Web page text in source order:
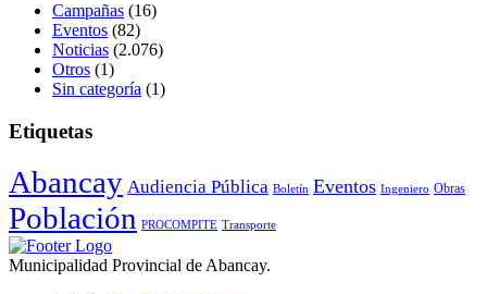
Campañas (16)
Eventos (82)
Noticias (2.076)
Otros (1)
Sin categoría (1)
Etiquetas
Abancay Audiencia Pública Boletín Eventos Ingeniero Obras
Población PROCOMPITE Transporte
Municipalidad Provincial de Abancay.